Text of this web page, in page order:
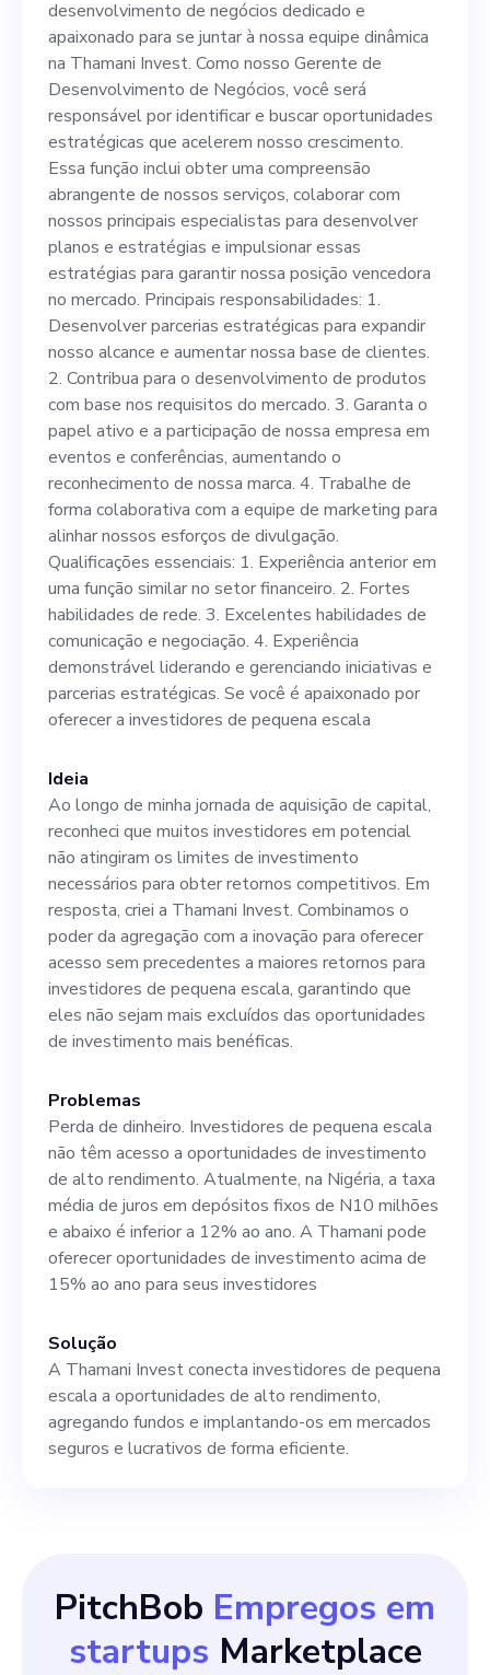
com nossos principais
especialistas para
desenvolver planos e
estratégias e impulsionar
essas estratégias para
garantir nossa posição
vencedora no mercado.
Principais responsabilidades:
1. Desenvolver parcerias
estratégicas para expandir
nosso alcance e aumentar
nossa base de clientes. 2.
Contribua para o
desenvolvimento de
produtos com base nos
requisitos do mercado. 3.
Garanta o papel ativo e a
participação de nossa
empresa em eventos e
conferências, aumentando o
reconhecimento de nossa
marca. 4. Trabalhe de forma
colaborativa com a equipe de
marketing para alinhar
nossos esforços de
divulgação. Qualificações
essenciais: 1. Experiência
similar no setor financeiro. 2.
Fortes habilidades de rede.
3. Excelentes habilidades de
comunicação e negociação. 4.
Experiência demonstrável
iniciativas e parcerias
estratégicas. Se você é
apaixonado por oferecer a
investidores de pequena
desenvolvimento de negócios dedicado e
apaixonado para se juntar à nossa equipe dinâmica
na Thamani Invest. Como nosso Gerente de
Desenvolvimento de Negócios, você será
responsável por identificar e buscar oportunidades
estratégicas que acelerem nosso crescimento.
Essa função inclui obter uma compreensão
abrangente de nossos serviços, colaborar com
nossos principais especialistas para desenvolver
planos e estratégias e impulsionar essas
estratégias para garantir nossa posição vencedora
no mercado. Principais responsabilidades: 1.
Desenvolver parcerias estratégicas para expandir
nosso alcance e aumentar nossa base de clientes.
2. Contribua para o desenvolvimento de produtos
com base nos requisitos do mercado. 3. Garanta o
papel ativo e a participação de nossa empresa em
eventos e conferências, aumentando o
reconhecimento de nossa marca. 4. Trabalhe de
forma colaborativa com a equipe de marketing para
alinhar nossos esforços de divulgação.
Qualificações essenciais: 1. Experiência anterior em
uma função similar no setor financeiro. 2. Fortes
habilidades de rede. 3. Excelentes habilidades de
comunicação e negociação. 4. Experiência
demonstrável liderando e gerenciando iniciativas e
parcerias estratégicas. Se você é apaixonado por
oferecer a investidores de pequena escala
Ideia
Ao longo de minha jornada de aquisição de capital,
reconheci que muitos investidores em potencial
não atingiram os limites de investimento
necessários para obter retornos competitivos. Em
resposta, criei a Thamani Invest. Combinamos o
poder da agregação com a inovação para oferecer
acesso sem precedentes a maiores retornos para
investidores de pequena escala, garantindo que
eles não sejam mais excluídos das oportunidades
de investimento mais benéficas.
Problemas
Perda de dinheiro. Investidores de pequena escala
não têm acesso a oportunidades de investimento
de alto rendimento. Atualmente, na Nigéria, a taxa
média de juros em depósitos fixos de N10 milhões
e abaixo é inferior a 12% ao ano. A Thamani pode
oferecer oportunidades de investimento acima de
15% ao ano para seus investidores
Solução
A Thamani Invest conecta investidores de pequena
escala a oportunidades de alto rendimento,
agregando fundos e implantando-os em mercados
seguros e lucrativos de forma eficiente.
PitchBob Empregos em
startups Marketplace